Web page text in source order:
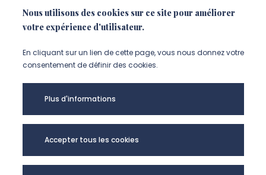
NOUS CONTACTER
Nous utilisons des cookies sur ce site pour améliorer
votre expérience d'utilisateur.
En cliquant sur un lien de cette page, vous nous donnez votre
consentement de définir des cookies.
Plus d'informations
Accepter tous les cookies